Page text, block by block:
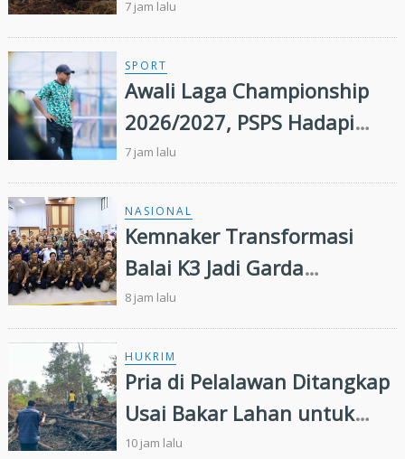
Sawit
7 jam lalu
SPORT
Awali Laga Championship
2026/2027, PSPS Hadapi
PSIS Malam Ini
7 jam lalu
NASIONAL
Kemnaker Transformasi
Balai K3 Jadi Garda
Terdepan Pencegahan
Kecelakaan Kerja
8 jam lalu
HUKRIM
Pria di Pelalawan Ditangkap
Usai Bakar Lahan untuk
Kebun Sawit
10 jam lalu